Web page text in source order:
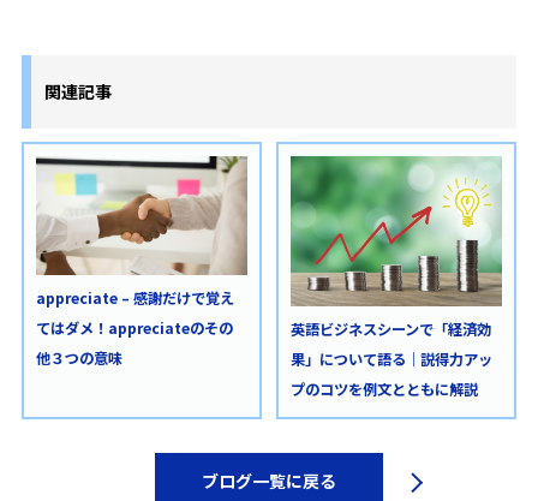
関連記事
appreciate – 感謝だけで覚え
てはダメ！appreciateのその
他３つの意味
英語ビジネスシーンで「経済効
果」について語る｜説得力アッ
プのコツを例文とともに解説
ブログ一覧に戻る